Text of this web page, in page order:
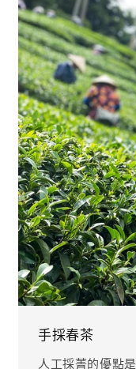
手採春茶
人工採菁的優點